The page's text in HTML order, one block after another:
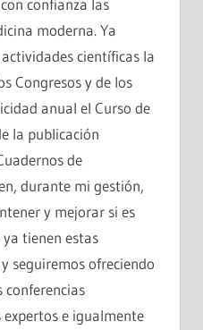
confianza las
moderna. Ya
científicas la
Congresos y de los
anual el Curso de
la publicación
de
durante mi gestión,
y mejorar si es
tienen estas
seguiremos ofreciendo
conferencias
e igualmente